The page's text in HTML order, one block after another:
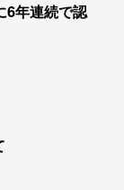
6年連続で認